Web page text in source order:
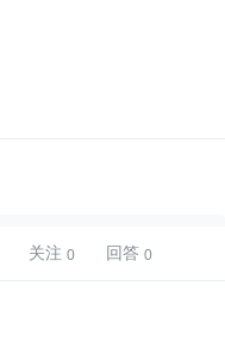
关注 回答